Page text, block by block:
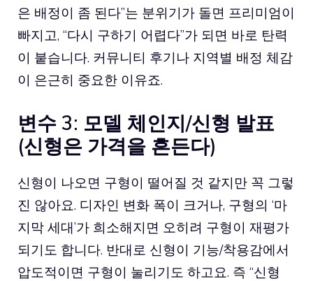
은 배정이 좀 된다”는 분위기가 돌면 프리미엄이
빠지고, “다시 구하기 어렵다”가 되면 바로 탄력
이 붙습니다. 커뮤니티 후기나 지역별 배정 체감
이 은근히 중요한 이유죠.
변수 3: 모델 체인지/신형 발표
(신형은 가격을 흔든다)
신형이 나오면 구형이 떨어질 것 같지만 꼭 그렇
진 않아요. 디자인 변화 폭이 크거나, 구형의 ‘마
지막 세대’가 희소해지면 오히려 구형이 재평가
되기도 합니다. 반대로 신형이 기능/착용감에서
압도적이면 구형이 눌리기도 하고요. 즉 “신형